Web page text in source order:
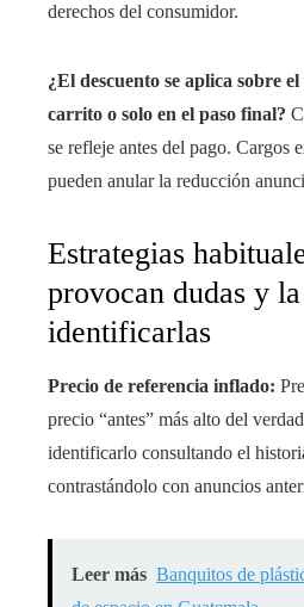
derechos del consumidor.
¿El descuento se aplica sobre
carrito o solo en el paso final?
se refleje antes del pago. Cargos
pueden anular la reducción
Estrategias
provocan dudas y
identificarlas
Precio de referencia inflado:
precio “antes” más alto del
identificarlo consultando el
contrastándolo con anuncios
Leer más Banquitos de